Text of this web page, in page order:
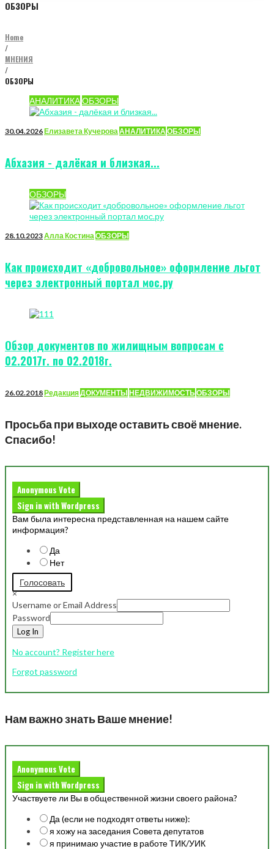
ОБЗОРЫ
Home
/
МНЕНИЯ
/
ОБЗОРЫ
Рубрика:
ОБЗОРЫ
АНАЛИТИКАОБЗОРЫ
30.04.2026Елизавета КучероваАНАЛИТИКАОБЗОРЫ
Абхазия - далёкая и близкая...
ОБЗОРЫ
28.10.2023Алла КостинаОБЗОРЫ
Как происходит «добровольное» оформление льгот
через электронный портал мос.ру
Обзор документов по жилищным вопросам с
02.2017г. по 02.2018г.
26.02.2018РедакцияДОКУМЕНТЫ НЕДВИЖИМОСТЬОБЗОРЫ
Просьба при выходе оставить своё мнение.
Спасибо!
Anonymous Vote
Sign in with Wordpress
Вам была интересна представленная на нашем сайте
информация?
Да
Нет
Голосовать
×
Username or Email Address
Password
Log In
No account? Register here
Forgot password
Нам важно знать Ваше мнение!
Anonymous Vote
Sign in with Wordpress
Участвуете ли Вы в общественной жизни своего района?
Да (если не подходят ответы ниже):
я хожу на заседания Совета депутатов
я принимаю участие в работе ТИК/УИК